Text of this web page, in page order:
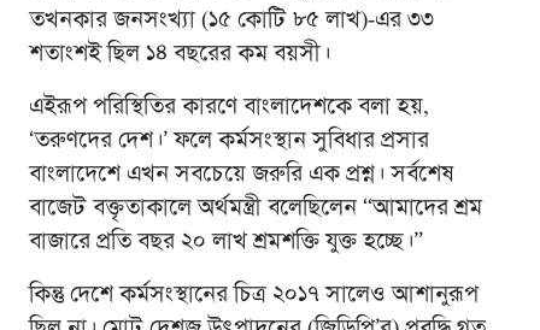
তখনকার জনসংখ্যা (১৫ কোটি ৮৫ লাখ)-এর ৩৩
শতাংশই ছিল ১৪ বছরের কম বয়সী।
এইরূপ পরিস্থিতির কারণে বাংলাদেশকে বলা হয়,
‘তরুণদের দেশ।’ ফলে কর্মসংস্থান সুবিধার প্রসার
বাংলাদেশে এখন সবচেয়ে জরুরি এক প্রশ্ন। সর্বশেষ
বাজেট বক্তৃতাকালে অর্থমন্ত্রী বলেছিলেন “আমাদের শ্রম
বাজারে প্রতি বছর ২০ লাখ শ্রমশক্তি যুক্ত হচ্ছে।”
কিন্তু দেশে কর্মসংস্থানের চিত্র ২০১৭ সালেও আশানুরূপ